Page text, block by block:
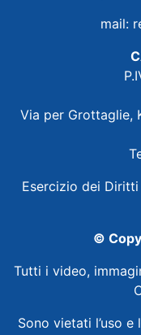
mail:
Via per Grottaglie,
Esercizio dei
©
Tutti i video,
Sono vietati l’uso